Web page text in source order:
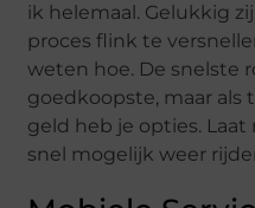
ik helemaal. Gelukkig
proces flink te
weten hoe. De snelste
goedkoopste, maar als
geld heb je opties.
snel mogelijk weer